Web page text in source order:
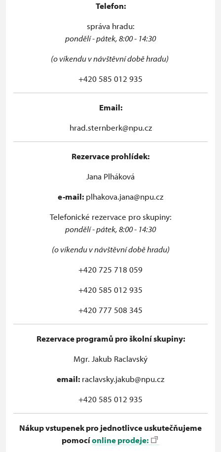
Telefon:
správa hradu:
pondělí - pátek, 8:00 - 14:30
(o víkendu v návštěvní době hradu)
+420 585 012 935
Email:
hrad.sternberk@npu.cz
Rezervace prohlídek:
Jana Plháková
e-mail: plhakova.jana@npu.cz
Telefonické rezervace pro skupiny:
pondělí - pátek, 8:00 - 14:30
(o víkendu v návštěvní době hradu)
+420 725 718 059
+420 585 012 935
+420 777 508 345
Rezervace programů pro školní skupiny:
Mgr. Jakub Raclavský
email: raclavsky.jakub@npu.cz
+420 585 012 935
Nákup vstupenek pro jednotlivce uskutečňujeme
pomocíonline prodeje: